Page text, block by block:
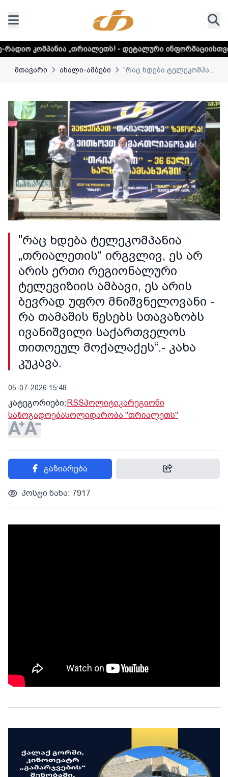
„თრიალეთს! - დეტალური ინფორმაციისთვის დააკლიკეთ
მთავარი ახალი-ამბები "რაც ხდება ტელეკომპა...
"რაც ხდება ტელეკომპანია
„თრიალეთის“ ირგვლივ, ეს არ
არის ერთი რეგიონალური
ტელევიზიის ამბავი, ეს არის
ბევრად უფრო მნიშვნელოვანი -
რა თამაშის წესებს სთავაზობს
ივანიშვილი საქართველოს
თითოეულ მოქალაქეს“.- კახა
კუკავა.
05-07-2026 15:48
კატეგორიები:RSSპოლიტიკარეგიონი
საზოგადოებასოლიდარობა "თრიალეთს"
გაზიარება
პოსტი ნახა: 7917